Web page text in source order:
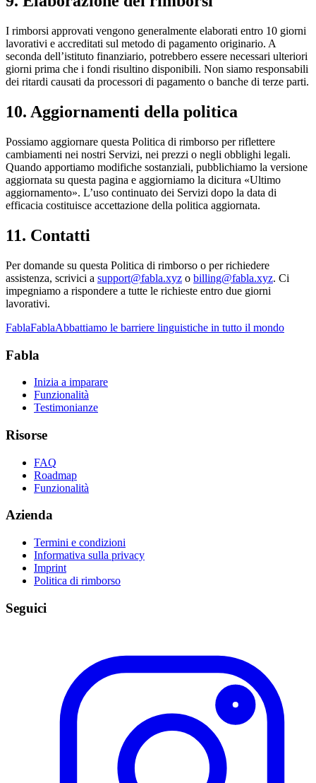
I rimborsi approvati vengono generalmente elaborati entro 10 giorni
lavorativi e accreditati sul metodo di pagamento originario. A
seconda dell’istituto finanziario, potrebbero essere necessari ulteriori
giorni prima che i fondi risultino disponibili. Non siamo responsabili
dei ritardi causati da processori di pagamento o banche di terze parti.
10. Aggiornamenti della politica
Possiamo aggiornare questa Politica di rimborso per riflettere
cambiamenti nei nostri Servizi, nei prezzi o negli obblighi legali.
Quando apportiamo modifiche sostanziali, pubblichiamo la versione
aggiornata su questa pagina e aggiorniamo la dicitura «Ultimo
aggiornamento». L’uso continuato dei Servizi dopo la data di
efficacia costituisce accettazione della politica aggiornata.
11. Contatti
Per domande su questa Politica di rimborso o per richiedere
assistenza, scrivici a support@fabla.xyz o billing@fabla.xyz. Ci
impegniamo a rispondere a tutte le richieste entro due giorni
lavorativi.
FablaFablaAbbattiamo le barriere linguistiche in tutto il mondo
Fabla
Inizia a imparare
Funzionalità
Testimonianze
Risorse
FAQ
Roadmap
Funzionalità
Azienda
Termini e condizioni
Informativa sulla privacy
Imprint
Politica di rimborso
Seguici